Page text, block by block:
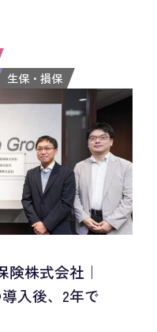
生保・損保
険株式会社｜
入後、2年で